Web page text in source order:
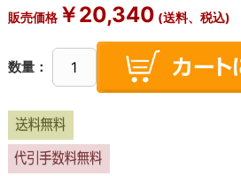
販売価格￥20,340 (送料、税込)
数量：